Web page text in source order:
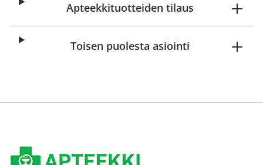
Apteekkituotteiden tilaus
Toisen puolesta asiointi